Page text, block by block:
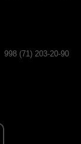
998 (71) 203-20-90